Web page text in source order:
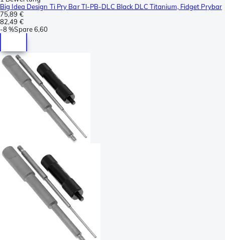
Big Idea Design Ti Pry Bar TI-PB-DLC Black DLC Titanium, Fidget Prybar
75,89 €
82,49 €
-8 %Spare6,60